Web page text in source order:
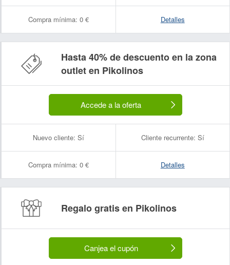
Compra mínima: 0 € Detalles
Hasta 40% de descuento en la zona
outlet en Pikolinos
Accede a la oferta
Nuevo cliente: Sí Cliente recurrente: Sí
Compra mínima: 0 € Detalles
Regalo gratis en Pikolinos
Canjea el cupón